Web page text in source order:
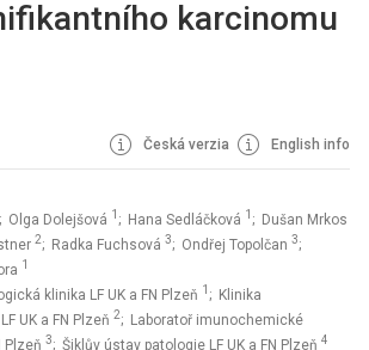
karcinomu
Česká verzia English info
; Olga Dolejšová 1 ; Hana Sedláčková 1 ; Dušan Mrkos
2; Radka Fuchsová 3; Ondřej Topolčan 3;
1
klinika LF UK a FN Plzeň 1 ; Klinika
UK a FN Plzeň 2; Laboratoř imunochemické
Plzeň 3; Šiklův ústav patologie LF UK a FN Plzeň 4